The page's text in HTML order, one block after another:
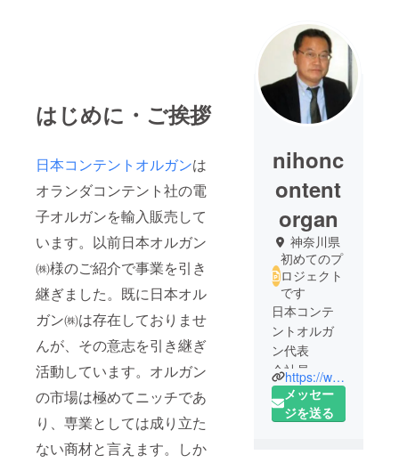
はじめに・ご挨拶
日本コンテントオルガンは
オランダコンテント社の電
子オルガンを輸入販売して
います。以前日本オルガン
㈱様のご紹介で事業を引き
継ぎました。既に日本オル
ガン㈱は存在しておりませ
んが、その意志を引き継ぎ
活動しています。オルガン
の市場は極めてニッチであ
り、専業としては成り立た
ない商材と言えます。しか
nihonc
ontent
organ
神奈川県
初めてのプ
ロジェクト
です
日本コンテ
ントオルガ
ン代表
会社員
神奈川県川
崎市在住
https://www.organlife.org
メッセー
ジを送る